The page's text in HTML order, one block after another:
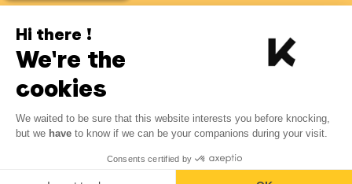
3.60€ 3.06€ -15% ?
Bespaar 0.54 € met K+
Toevoegen aan mandje
België/ NL
Alle rechten voorbehouden
Hi there !
We're the
cookies
We waited to be sure that this website interests you before knocking,
but we have to know if we can be your companions during your visit.
Consents certified by